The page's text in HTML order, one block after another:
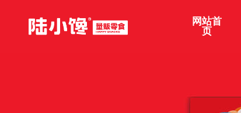
网站首
页